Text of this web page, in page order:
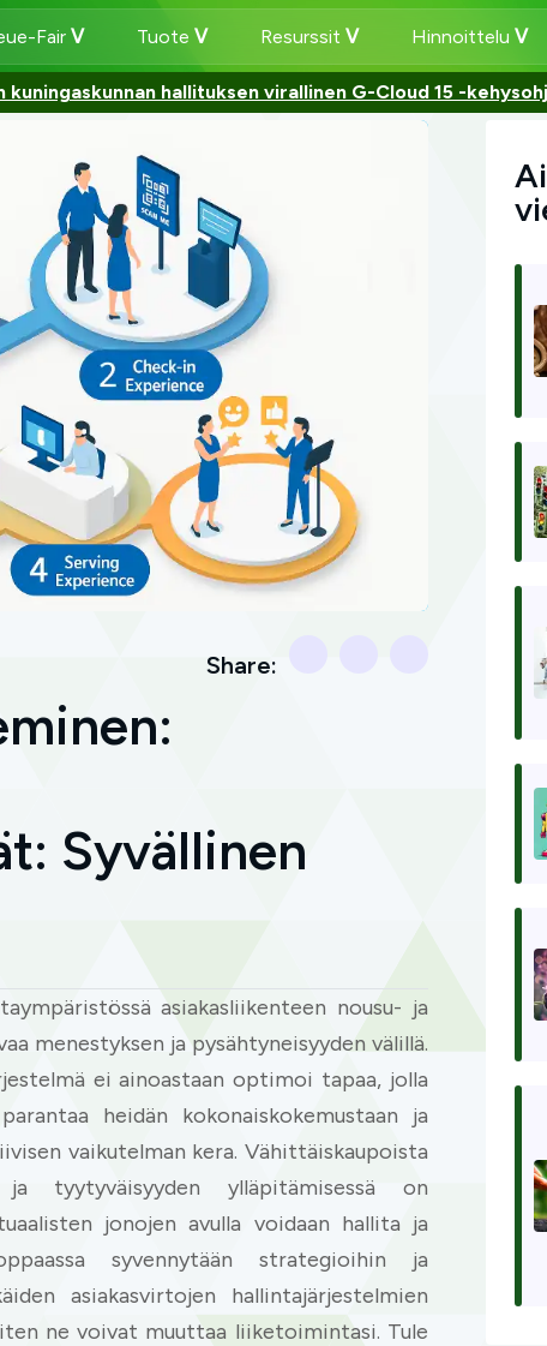
Fair Tuote Resurssit Hinnoittelu
kuningaskunnan hallituksen virallinen G-Cloud 15 -
Share:
Syvällinen
asiakasliikenteen nousu- ja
menestyksen ja pysähtyneisyyden välillä.
ei ainoastaan optimoi tapaa, jolla
heidän kokonaiskokemustaan ja
vaikutelman kera. Vähittäiskaupoista
ja tyytyväisyyden ylläpitämisessä on
jonojen avulla voidaan hallita ja
syvennytään strategioihin ja
asiakasvirtojen hallintajärjestelmien
ne voivat muuttaa liiketoimintasi. Tule